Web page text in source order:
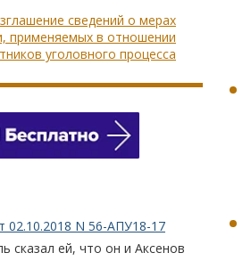
сведений о мерах
применяемых в отношении
уголовного процесса
02.10.2018 N 56-АПУ18-17
сказал ей, что он и Аксенов